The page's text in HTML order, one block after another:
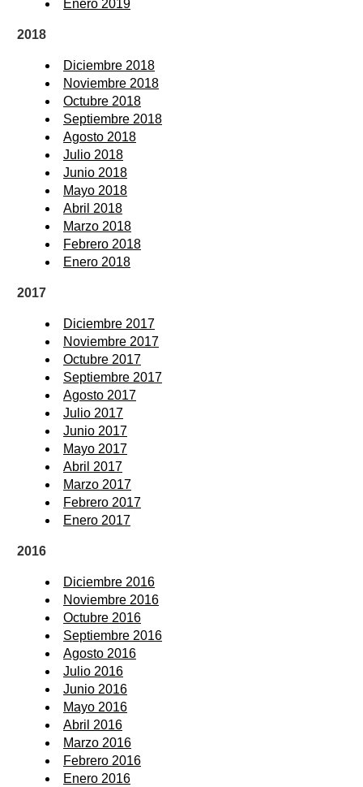
Enero 2019
2018
Diciembre 2018
Noviembre 2018
Octubre 2018
Septiembre 2018
Agosto 2018
Julio 2018
Junio 2018
Mayo 2018
Abril 2018
Marzo 2018
Febrero 2018
Enero 2018
2017
Diciembre 2017
Noviembre 2017
Octubre 2017
Septiembre 2017
Agosto 2017
Julio 2017
Junio 2017
Mayo 2017
Abril 2017
Marzo 2017
Febrero 2017
Enero 2017
2016
Diciembre 2016
Noviembre 2016
Octubre 2016
Septiembre 2016
Agosto 2016
Julio 2016
Junio 2016
Mayo 2016
Abril 2016
Marzo 2016
Febrero 2016
Enero 2016